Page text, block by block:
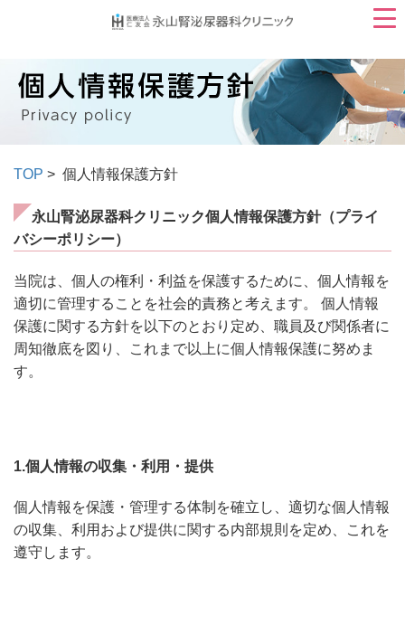
TOP > 個人情報保護方針
永山腎泌尿器科クリニック個人情報保護方針（プライ
バシーポリシー）
当院は、個人の権利・利益を保護するために、個人情報を
適切に管理することを社会的責務と考えます。 個人情報
保護に関する方針を以下のとおり定め、職員及び関係者に
周知徹底を図り、これまで以上に個人情報保護に努めま
す。
1.個人情報の収集・利用・提供
個人情報を保護・管理する体制を確立し、適切な個人情報
の収集、利用および提供に関する内部規則を定め、これを
遵守します。